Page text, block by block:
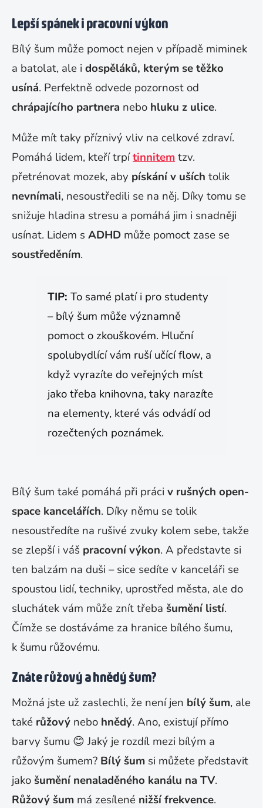
Lepší spánek i pracovní výkon
Bílý šum může pomoct nejen v případě miminek
a batolat, ale i dospěláků, kterým se těžko
usíná. Perfektně odvede pozornost od
chrápajícího partnera nebo hluku z ulice.
Může mít taky příznivý vliv na celkové zdraví.
Pomáhá lidem, kteří trpítinnitemtzv.
přetrénovat mozek, aby pískání v uších tolik
nevnímali, nesoustředili se na něj. Díky tomu se
snižuje hladina stresu a pomáhá jim i snadněji
usínat. Lidem s ADHD může pomoct zase se
soustředěním.
TIP: To samé platí i pro studenty
– bílý šum může významně
pomoct o zkouškovém. Hluční
spolubydlící vám ruší učící flow, a
když vyrazíte do veřejných míst
jako třeba knihovna, taky narazíte
na elementy, které vás odvádí od
rozečtených poznámek.
Bílý šum také pomáhá při práci v rušných open-
space kancelářích. Díky němu se tolik
nesoustředíte na rušivé zvuky kolem sebe, takže
se zlepší i váš pracovní výkon. A představte si
ten balzám na duši – sice sedíte v kanceláři se
spoustou lidí, techniky, uprostřed města, ale do
sluchátek vám může znít třeba šumění listí.
Čímže se dostáváme za hranice bílého šumu,
k šumu růžovému.
Znáte růžový a hnědý šum?
Možná jste už zaslechli, že není jen bílý šum, ale
také růžový nebo hnědý. Ano, existují přímo
barvy šumu 😊 Jaký je rozdíl mezi bílým a
růžovým šumem? Bílý šum si můžete představit
jakošumění nenaladěného kanálu na TV.
Růžový šum má zesílené nižší frekvence.